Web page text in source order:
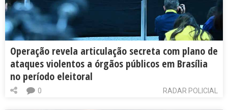
Operação revela articulação secreta com plano de
ataques violentos a órgãos públicos em Brasília
no período eleitoral
RADAR POLICIAL
0